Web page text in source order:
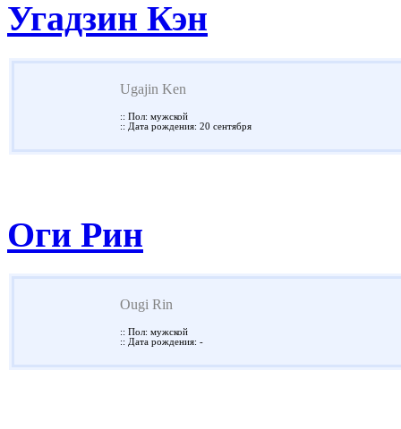
Угадзин Кэн
Ugajin Ken
:: Пол: мужской
:: Дата рождения: 20 сентября
Оги Рин
Ougi Rin
:: Пол: мужской
:: Дата рождения: -